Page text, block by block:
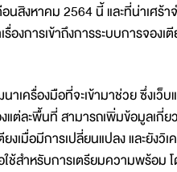
นสิงหาคม 2564 นี้ และที่น่าเศร้
การเข้าถึงการระบบการจองเตี
เครื่องมือที่จะเข้ามาช่วย ซึ่งเว็
ต่ละพื้นที่ สามารถเพิ่มข้อมูลเกี่ย
งเมื่อมีการเปลี่ยนแปลง และยังวิ
ใช้สำหรับการเตรียมความพร้อม